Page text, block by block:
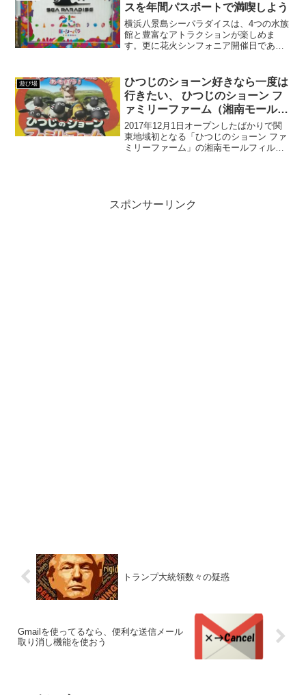
スを年間パスポートで満喫しよう
横浜八景島シーパラダイスは、4つの水族
館と豊富なアトラクションが楽しめま
す。更に花火シンフォニア開催日であれ
プルなど、誰と行っても充実した一日を
過ごすことが出来ます。今...
遊び場
ひつじのショーン好きなら一度は
行きたい、 ひつじのショーン フ
ァミリーファーム（湘南モールフ
ィル店）
2017年12月1日オープンしたばかりで関
東地域初となる「ひつじのショーン ファ
ミリーファーム」の湘南モールフィル店
スポンサーリンク
トランプ大統領数々の疑惑
Gmailを使ってるなら、便利な送信メール
取り消し機能を使おう